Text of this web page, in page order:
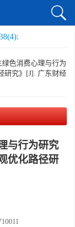
色消费心理与行为
研究》[J]. 广东财经
与行为研究
优化路径研